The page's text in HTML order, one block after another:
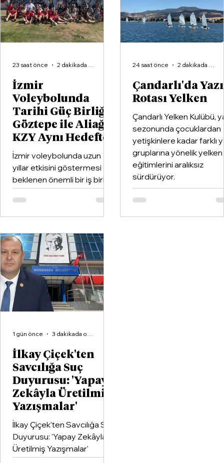
İzmir
Voleybolunda
Tarihi Güç Birliği:
Göztepe ile Aliağa
KZY Aynı Hedefte
İzmir voleybolunda uzun
yıllar etkisini göstermesi
beklenen önemli bir iş birliği
hayata geçirildi. Kentin köklü
kulüplerinden Göztepe
Spor Kulübü ile İzmir'in en
organizasyonlarından
Aliağa KZY Spor Kulübü,
voleybol branşında güçlerini
birleştiren kapsamlı bir iş
birliği protokolüne imza attı.
23 saat önce 2 dakikada okunur
Çandarlı'da
Rotası Yelken
Çandarlı Yelken Kulübü,
sezonunda çocuklardan
yetişkinlere kadar farklı
gruplarına yönelik yelken
eğitimlerini aralıksız
sürdürüyor.
24 saat önce 2 dakikada okunur
İlkay Çiçek'ten
Savcılığa Suç
Duyurusu: 'Yapay
Zekâyla Üretilmiş
Yazışmalar'
İlkay Çiçek'ten Savcılığa Suç
Duyurusu: 'Yapay Zekâyla
Üretilmiş Yazışmalar'
1 gün önce 3 dakikada okunur